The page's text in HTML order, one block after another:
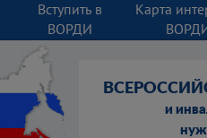
Вступить в
ВОРДИ
Карта
и